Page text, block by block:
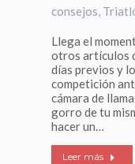
consejos,
Llega el
otros artículos
días previos y
competición
cámara de
gorro de tu
hacer un…
Leer más